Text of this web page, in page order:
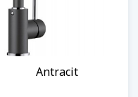
Antracit